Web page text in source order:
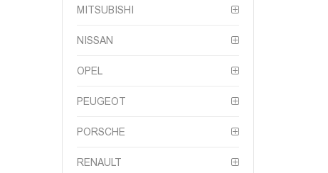
MITSUBISHI
NISSAN
OPEL
PEUGEOT
PORSCHE
RENAULT